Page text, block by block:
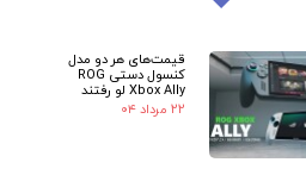
قیمت‌های هر دو مدل
کنسول دستی ROG
Xbox Ally لو رفتند
۲۲ مرداد ۰۴